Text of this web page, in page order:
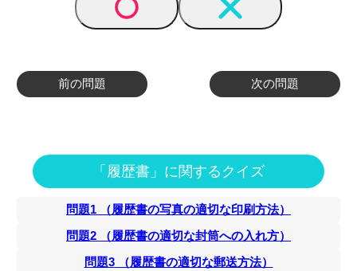
前の問題 次の問題
「履歴書」に関するクイズ
問題1 （履歴書の写真の適切な印刷方法）
問題2 （履歴書の適切な封筒への入れ方）
問題3（履歴書の適切な郵送方法）